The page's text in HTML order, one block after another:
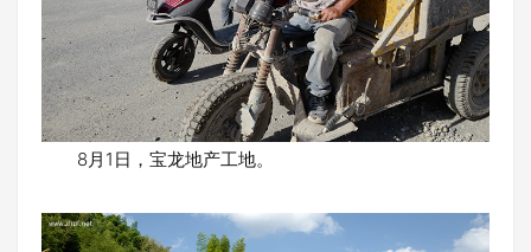
8月1日，宝龙地产工地。